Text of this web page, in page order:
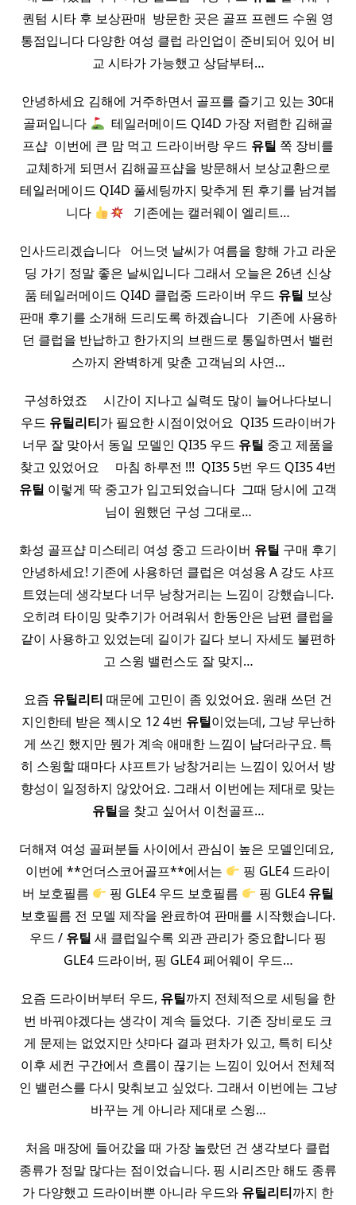
퀀텀 시타 후 보상판매 ​ 방문한 곳은 골프 프렌드 수원 영
통점입니다 다양한 여성 클럽 라인업이 준비되어 있어 비
교 시타가 가능했고 상담부터…
안녕하세요 김해에 거주하면서 골프를 즐기고 있는 30대
골퍼입니다
​ 테일러메이드 QI4D 가장 저렴한 김해골
프샵 ​ 이번에 큰 맘 먹고 드라이버랑 우드 유틸 쪽 장비를
교체하게 되면서 김해골프샵을 방문해서 보상교환으로
테일러메이드 QI4D 풀세팅까지 맞추게 된 후기를 남겨봅
니다
​ ​ 기존에는 캘러웨이 엘리트…
인사드리겠습니다 ​ ​ 어느덧 날씨가 여름을 향해 가고 라운
딩 가기 정말 좋은 날씨입니다 그래서 오늘은 26년 신상
품 테일러메이드 QI4D 클럽중 드라이버 우드 유틸 보상
판매 후기를 소개해 드리도록 하겠습니다 ​ ​ 기존에 사용하
던 클럽을 반납하고 한가지의 브랜드로 통일하면서 밸런
스까지 완벽하게 맞춘 고객님의 사연…
구성하였죠 ​ ​ ​ ​ 시간이 지나고 실력도 많이 늘어나다보니
우드 유틸리티가 필요한 시점이었어요 ​ QI35 드라이버가
너무 잘 맞아서 동일 모델인 QI35 우드 유틸 중고 제품을
찾고 있었어요 ​ ​ ​ ​ 마침 하루전 !!! ​ QI35 5번 우드 QI35 4번
유틸 이렇게 딱 중고가 입고되었습니다 ​ 그때 당시에 고객
님이 원했던 구성 그대로…
화성 골프샵 미스테리 여성 중고 드라이버 유틸 구매 후기
안녕하세요! 기존에 사용하던 클럽은 여성용 A 강도 샤프
트였는데 생각보다 너무 낭창거리는 느낌이 강했습니다.
오히려 타이밍 맞추기가 어려워서 한동안은 남편 클럽을
같이 사용하고 있었는데 길이가 길다 보니 자세도 불편하
고 스윙 밸런스도 잘 맞지…
요즘 유틸리티 때문에 고민이 좀 있었어요. 원래 쓰던 건
지인한테 받은 젝시오 12 4번 유틸이었는데, 그냥 무난하
게 쓰긴 했지만 뭔가 계속 애매한 느낌이 남더라구요. 특
히 스윙할 때마다 샤프트가 낭창거리는 느낌이 있어서 방
향성이 일정하지 않았어요. 그래서 이번에는 제대로 맞는
유틸을 찾고 싶어서 이천골프…
더해져 여성 골퍼분들 사이에서 관심이 높은 모델인데요, ​
이번에 **언더스코어골프**에서는
핑 GLE4 드라이
버 보호필름
핑 GLE4 우드 보호필름 핑 GLE4 유틸
보호필름 전 모델 제작을 완료하여 판매를 시작했습니다.
우드 / 유틸 새 클럽일수록 외관 관리가 중요합니다 핑
GLE4 드라이버, 핑 GLE4 페어웨이 우드…
요즘 드라이버부터 우드, 유틸까지 전체적으로 세팅을 한
번 바꿔야겠다는 생각이 계속 들었다. ​ 기존 장비로도 크
게 문제는 없었지만 샷마다 결과 편차가 있고, 특히 티샷
이후 세컨 구간에서 흐름이 끊기는 느낌이 있어서 전체적
인 밸런스를 다시 맞춰보고 싶었다. 그래서 이번에는 그냥
바꾸는 게 아니라 제대로 스윙…
처음 매장에 들어갔을 때 가장 놀랐던 건 생각보다 클럽
종류가 정말 많다는 점이었습니다. 핑 시리즈만 해도 종류
가 다양했고 드라이버뿐 아니라 우드와 유틸리티까지 한